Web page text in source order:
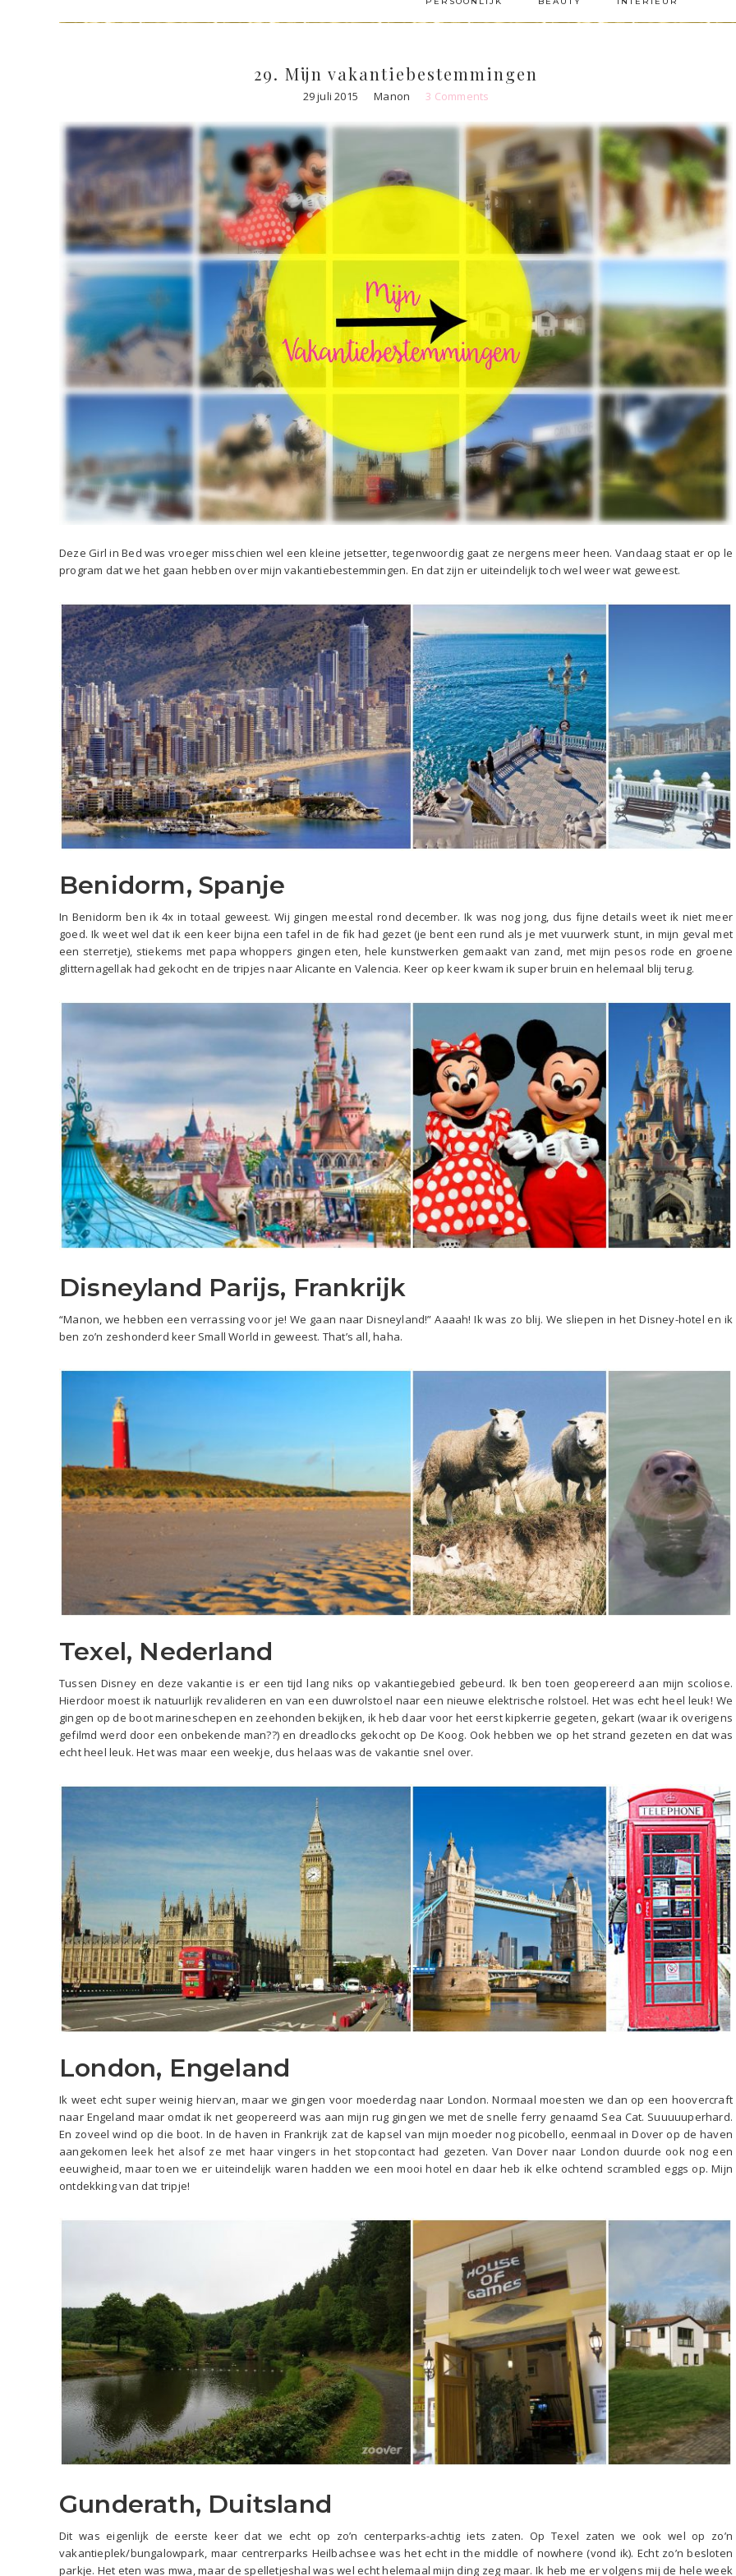
29. Mijn vakantiebestemmingen
29 juli 2015 Manon 3 Comments
Deze Girl in Bed was vroeger misschien wel een kleine jetsetter, tegenwoordig gaat ze nergens meer heen. Vandaag staat er op le
program dat we het gaan hebben over mijn vakantiebestemmingen. En dat zijn er uiteindelijk toch wel weer wat geweest.
Benidorm, Spanje
In Benidorm ben ik 4x in totaal geweest. Wij gingen meestal rond december. Ik was nog jong, dus fijne details weet ik niet meer
goed. Ik weet wel dat ik een keer bijna een tafel in de fik had gezet (je bent een rund als je met vuurwerk stunt, in mijn geval met
een sterretje), stiekems met papa whoppers gingen eten, hele kunstwerken gemaakt van zand, met mijn pesos rode en groene
glitternagellak had gekocht en de tripjes naar Alicante en Valencia. Keer op keer kwam ik super bruin en helemaal blij terug.
Disneyland Parijs, Frankrijk
“Manon, we hebben een verrassing voor je! We gaan naar Disneyland!” Aaaah! Ik was zo blij. We sliepen in het Disney-hotel en ik
ben zo’n zeshonderd keer Small World in geweest. That’s all, haha.
Texel, Nederland
Tussen Disney en deze vakantie is er een tijd lang niks op vakantiegebied gebeurd. Ik ben toen geopereerd aan mijn scoliose.
Hierdoor moest ik natuurlijk revalideren en van een duwrolstoel naar een nieuwe elektrische rolstoel. Het was echt heel leuk! We
gingen op de boot marineschepen en zeehonden bekijken, ik heb daar voor het eerst kipkerrie gegeten, gekart (waar ik overigens
gefilmd werd door een onbekende man??) en dreadlocks gekocht op De Koog. Ook hebben we op het strand gezeten en dat was
echt heel leuk. Het was maar een weekje, dus helaas was de vakantie snel over.
London, Engeland
Ik weet echt super weinig hiervan, maar we gingen voor moederdag naar London. Normaal moesten we dan op een hoovercraft
naar Engeland maar omdat ik net geopereerd was aan mijn rug gingen we met de snelle ferry genaamd Sea Cat. Suuuuuperhard.
En zoveel wind op die boot. In de haven in Frankrijk zat de kapsel van mijn moeder nog picobello, eenmaal in Dover op de haven
aangekomen leek het alsof ze met haar vingers in het stopcontact had gezeten. Van Dover naar London duurde ook nog een
eeuwigheid, maar toen we er uiteindelijk waren hadden we een mooi hotel en daar heb ik elke ochtend scrambled eggs op. Mijn
ontdekking van dat tripje!
Gunderath, Duitsland
Dit was eigenlijk de eerste keer dat we echt op zo’n centerparks-achtig iets zaten. Op Texel zaten we ook wel op zo’n
vakantieplek/bungalowpark, maar centrerparks Heilbachsee was het echt in the middle of nowhere (vond ik). Echt zo’n besloten
parkje. Het eten was mwa, maar de spelletjeshal was wel echt helemaal mijn ding zeg maar. Ik heb me er volgens mij de hele week